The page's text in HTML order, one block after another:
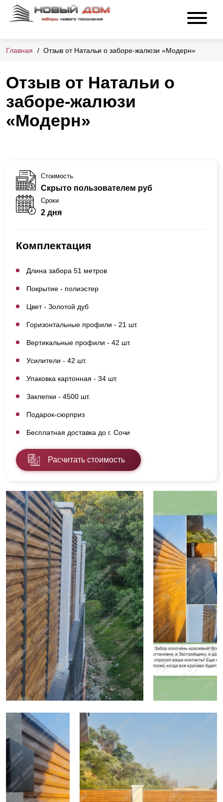
Главная Отзыв от Натальи о заборе-жалюзи «Модерн»
Отзыв от Натальи о
заборе-жалюзи
«Модерн»
Стоимость
Скрыто пользователем руб
Сроки
2 дня
Комплектация
Длина забора 51 метров
Покрытие - полиэстер
Цвет - Золотой дуб
Горизонтальные профили - 21 шт.
Вертикальные профили - 42 шт.
Усилители - 42 шт.
Упаковка картонная - 34 шт.
Заклепки - 4500 шт.
Подарок-сюрприз
Бесплатная доставка до г. Сочи
Расчитать стоимость